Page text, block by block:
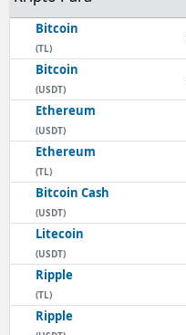
Bitcoin
(TL)
Bitcoin
(USDT)
Ethereum
(USDT)
Ethereum
(TL)
Bitcoin Cash
(USDT)
Litecoin
(USDT)
Ripple
(TL)
Ripple